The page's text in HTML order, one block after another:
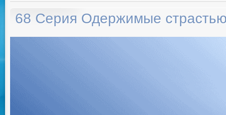
68 Серия Одержимые